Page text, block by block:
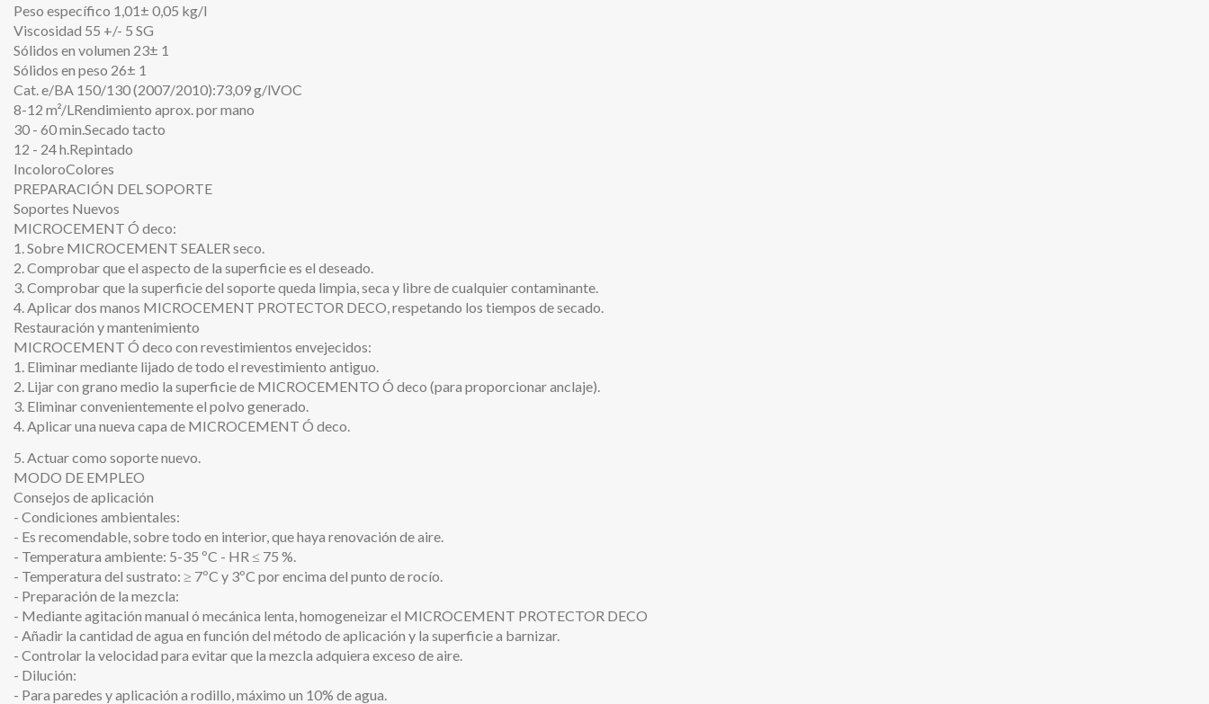
Peso específico 1,01± 0,05 kg/l
Viscosidad 55 +/- 5 SG
Sólidos en volumen 23± 1
Sólidos en peso 26± 1
Cat. e/BA 150/130 (2007/2010):73,09 g/lVOC
8-12 m²/LRendimiento aprox. por mano
30 - 60 min.Secado tacto
12 - 24 h.Repintado
IncoloroColores
PREPARACIÓN DEL SOPORTE
Soportes Nuevos
MICROCEMENT Ó deco:
1. Sobre MICROCEMENT SEALER seco.
2. Comprobar que el aspecto de la superficie es el deseado.
3. Comprobar que la superficie del soporte queda limpia, seca y libre de cualquier contaminante.
4. Aplicar dos manos MICROCEMENT PROTECTOR DECO, respetando los tiempos de secado.
Restauración y mantenimiento
MICROCEMENT Ó deco con revestimientos envejecidos:
1. Eliminar mediante lijado de todo el revestimiento antiguo.
2. Lijar con grano medio la superficie de MICROCEMENTO Ó deco (para proporcionar anclaje).
3. Eliminar convenientemente el polvo generado.
4. Aplicar una nueva capa de MICROCEMENT Ó deco.
5. Actuar como soporte nuevo.
MODO DE EMPLEO
Consejos de aplicación
- Condiciones ambientales:
- Es recomendable, sobre todo en interior, que haya renovación de aire.
- Temperatura ambiente: 5-35 ºC - HR ≤ 75 %.
- Temperatura del sustrato: ≥ 7ºC y 3ºC por encima del punto de rocío.
- Preparación de la mezcla:
- Mediante agitación manual ó mecánica lenta, homogeneizar el MICROCEMENT PROTECTOR DECO
- Añadir la cantidad de agua en función del método de aplicación y la superficie a barnizar.
- Controlar la velocidad para evitar que la mezcla adquiera exceso de aire.
- Dilución:
- Para paredes y aplicación a rodillo, máximo un 10% de agua.